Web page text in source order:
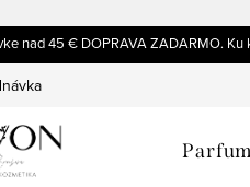
nad 45 € DOPRAVA ZADARMO.